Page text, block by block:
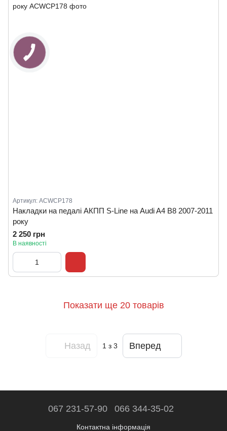
Артикул: ACWCP178
Накладки на педалі АКПП S-Line на Audi A4 B8 2007-2011
року
2 250 грн
В наявності
Показати ще 20 товарів
Назад 1 з 3 Вперед
067 231-57-90 066 344-35-02
Контактна інформація